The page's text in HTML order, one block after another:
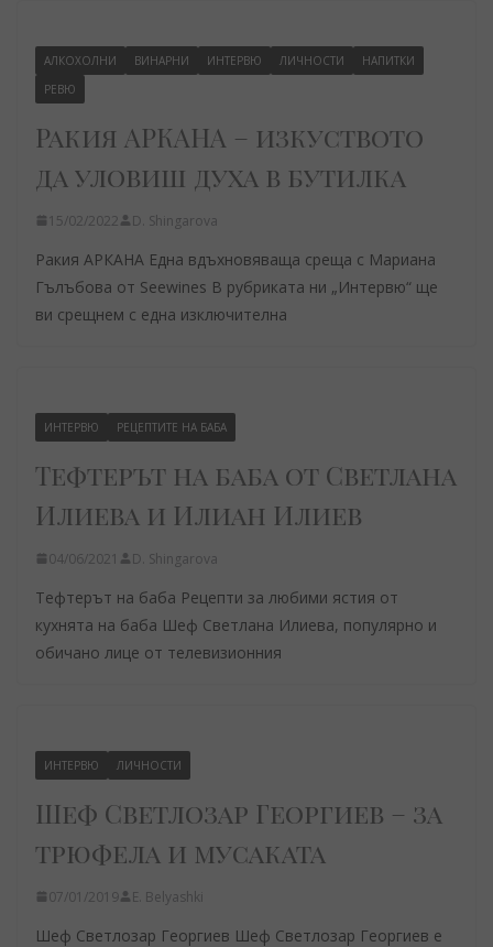
АЛКОХОЛНИ ВИНАРНИ ИНТЕРВЮ ЛИЧНОСТИ
НАПИТКИ
РЕВЮ
Ракия АРКАНА – изкуството
да уловиш духа в бутилка
15/02/2022 D. Shingarova
Ракия АРКАНА Една вдъхновяваща среща с Мариана
Гълъбова от Seewines В рубриката ни „Интервю“ ще
ви срещнем с една изключителна
ИНТЕРВЮ РЕЦЕПТИТЕ НА БАБА
Тефтерът на баба от Светлана
Илиева и Илиан Илиев
04/06/2021 D. Shingarova
Тефтерът на баба Рецепти за любими ястия от
кухнята на баба Шеф Светлана Илиева, популярно и
обичано лице от телевизионния
ИНТЕРВЮ ЛИЧНОСТИ
Шеф Светлозар Георгиев – за
трюфела и мусаката
07/01/2019 E. Belyashki
Шеф Светлозар Георгиев Шеф Светлозар Георгиев е